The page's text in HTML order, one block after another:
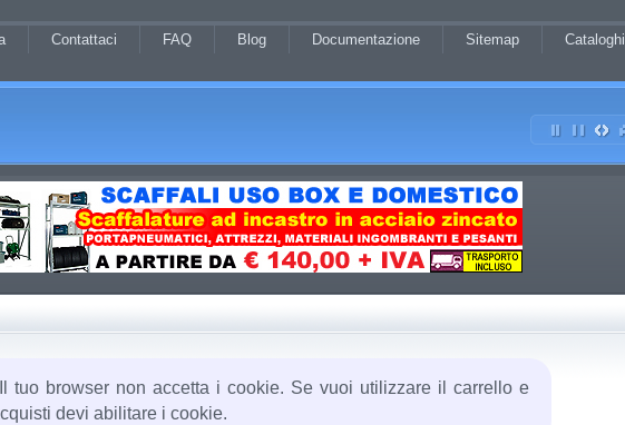
Contattaci FAQ Blog Documentazione Sitemap Cataloghi
tuo browser non accetta i cookie. Se vuoi utilizzare il carrello e
devi abilitare i cookie.